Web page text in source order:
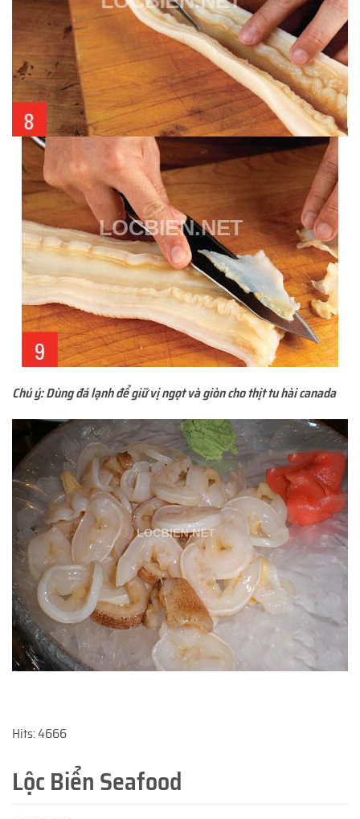
Chú ý: Dùng đá lạnh để giữ vị ngọt và giòn cho thịt tu hài canada
Hits: 4666
Lộc Biển Seafood